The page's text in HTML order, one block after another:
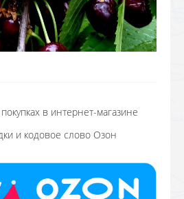
в интернет-магазине
и кодовое слово Озон